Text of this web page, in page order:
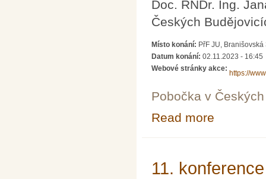
Doc. RNDr. Ing.
Českých
Místo konání: PřF JU,
Datum konání: 02.11.2023 - 16:45
Webové stránky akce:
https://
Pobočka v
Read more
11.